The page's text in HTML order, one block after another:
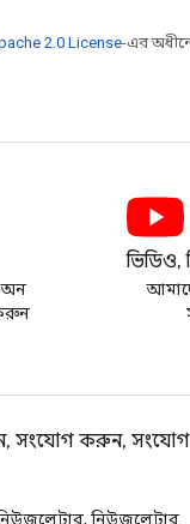
2.0 License-এর অধীনে
অন
ভিডিও,
সংযোগ করুন,
নিউজলেটার